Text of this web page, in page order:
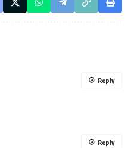
Reply
Reply